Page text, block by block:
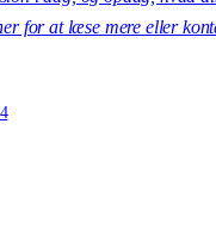
for at læse mere eller